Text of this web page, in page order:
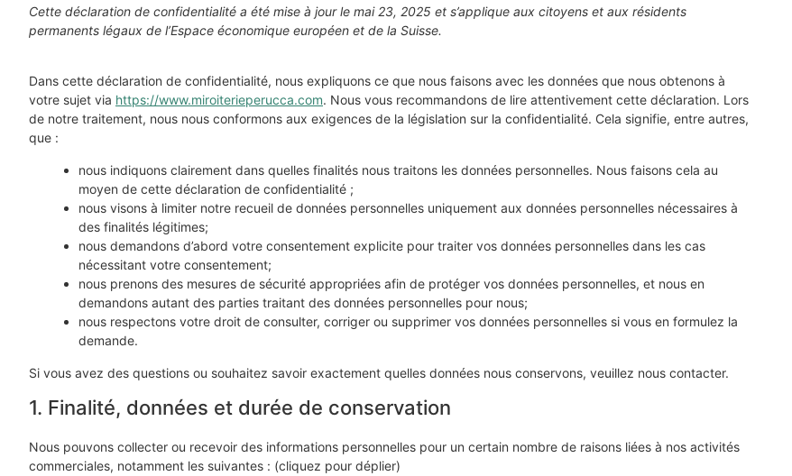
Cette déclaration de confidentialité a été mise à jour le mai 23, 2025 et s’applique aux citoyens et aux résidents
permanents légaux de l’Espace économique européen et de la Suisse.
Dans cette déclaration de confidentialité, nous expliquons ce que nous faisons avec les données que nous obtenons à
votre sujet via https://www.miroiterieperucca.com. Nous vous recommandons de lire attentivement cette déclaration. Lors
de notre traitement, nous nous conformons aux exigences de la législation sur la confidentialité. Cela signifie, entre autres,
que :
nous indiquons clairement dans quelles finalités nous traitons les données personnelles. Nous faisons cela au
moyen de cette déclaration de confidentialité ;
nous visons à limiter notre recueil de données personnelles uniquement aux données personnelles nécessaires à
des finalités légitimes;
nous demandons d’abord votre consentement explicite pour traiter vos données personnelles dans les cas
nécessitant votre consentement;
nous prenons des mesures de sécurité appropriées afin de protéger vos données personnelles, et nous en
demandons autant des parties traitant des données personnelles pour nous;
nous respectons votre droit de consulter, corriger ou supprimer vos données personnelles si vous en formulez la
demande.
Si vous avez des questions ou souhaitez savoir exactement quelles données nous conservons, veuillez nous contacter.
1. Finalité, données et durée de conservation
Nous pouvons collecter ou recevoir des informations personnelles pour un certain nombre de raisons liées à nos activités
commerciales, notamment les suivantes : (cliquez pour déplier)